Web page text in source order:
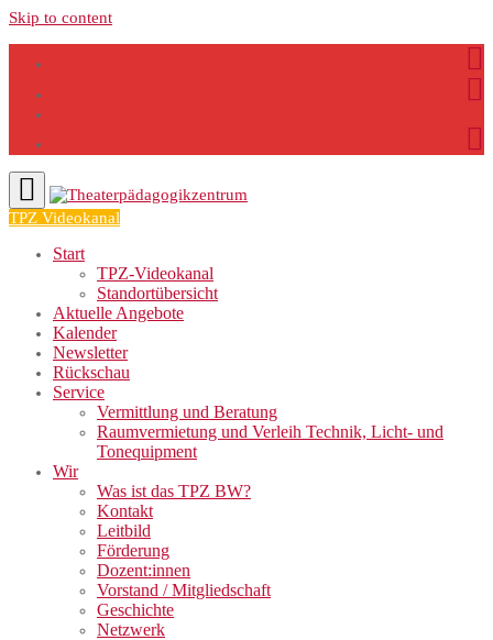
Skip to content
TPZ Videokanal
Start
TPZ-Videokanal
Standortübersicht
Aktuelle Angebote
Kalender
Newsletter
Rückschau
Service
Vermittlung und Beratung
Raumvermietung und Verleih Technik, Licht- und
Tonequipment
Wir
Was ist das TPZ BW?
Kontakt
Leitbild
Förderung
Dozent:innen
Vorstand / Mitgliedschaft
Geschichte
Netzwerk